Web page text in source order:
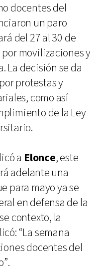
docentes del
un paro
del 27 al 30 de
movilizaciones y
La decisión se da
protestas y
como así
de la Ley
a Elonce, este
adelante una
para mayo ya se
en defensa de la
contexto, la
“La semana
docentes del